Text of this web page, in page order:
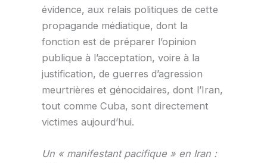
évidence, aux relais politiques de cette
propagande médiatique, dont la
fonction est de préparer l’opinion
publique à l’acceptation, voire à la
justification, de guerres d’agression
meurtrières et génocidaires, dont l’Iran,
tout comme Cuba, sont directement
victimes aujourd’hui.
Un « manifestant pacifique » en Iran :